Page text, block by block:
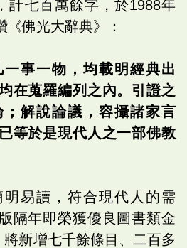
計七百萬餘字，於1988年
佛光大辭典》：
事一物，均載明經典出
在蒐羅編列之內。引證之
解說論議，容攝諸家言
等於是現代人之一部佛教
明易讀，符合現代人的需
隔年即榮獲優良圖書類金
新增七千餘條目、二百多